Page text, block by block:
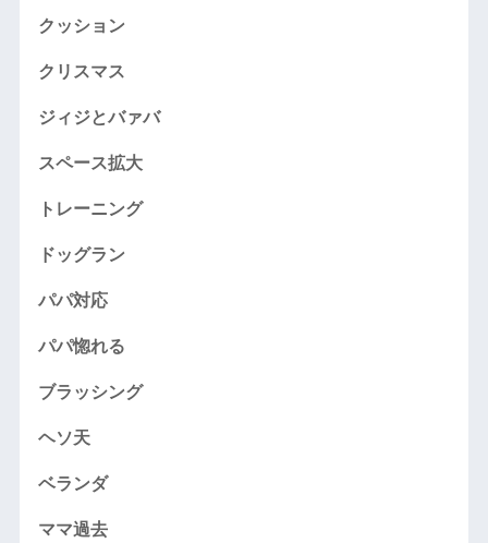
クッション
クリスマス
ジィジとバァバ
スペース拡大
トレーニング
ドッグラン
パパ対応
パパ惚れる
ブラッシング
ヘソ天
ベランダ
ママ過去